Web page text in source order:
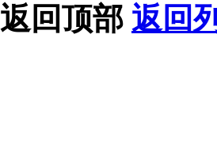
返回顶部 返回